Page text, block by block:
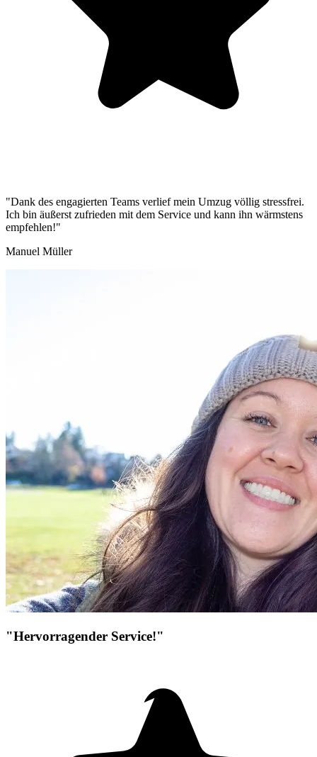
"Dank des engagierten Teams verlief mein Umzug völlig stressfrei.
Ich bin äußerst zufrieden mit dem Service und kann ihn wärmstens
empfehlen!"
Manuel Müller
"Hervorragender Service!"